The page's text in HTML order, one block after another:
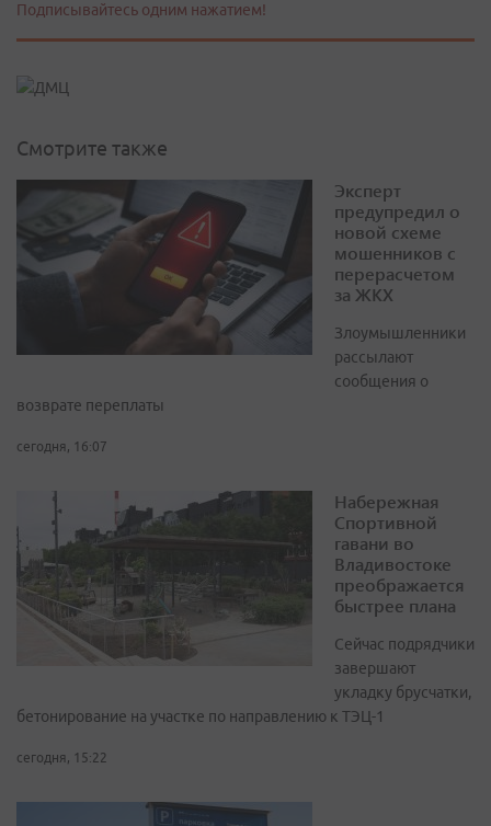
Подписывайтесь одним нажатием!
Смотрите также
Эксперт
предупредил о
новой схеме
мошенников с
перерасчетом
за ЖКХ
Злоумышленники
рассылают
сообщения о
возврате переплаты
сегодня, 16:07
Набережная
Спортивной
гавани во
Владивостоке
преображается
быстрее плана
Сейчас подрядчики
завершают
укладку брусчатки,
бетонирование на участке по направлению к ТЭЦ-1
сегодня, 15:22